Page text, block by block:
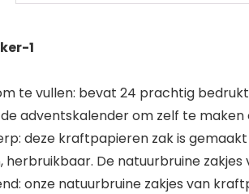
1
te vullen: bevat 24 prachtig
adventskalender om zelf te maken
deze kraftpapieren zak is
herbruikbaar. De natuurbruine
onze natuurbruine zakjes van